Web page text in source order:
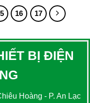
16 17
BỊ ĐIỆN
Hoàng - P. An Lạc